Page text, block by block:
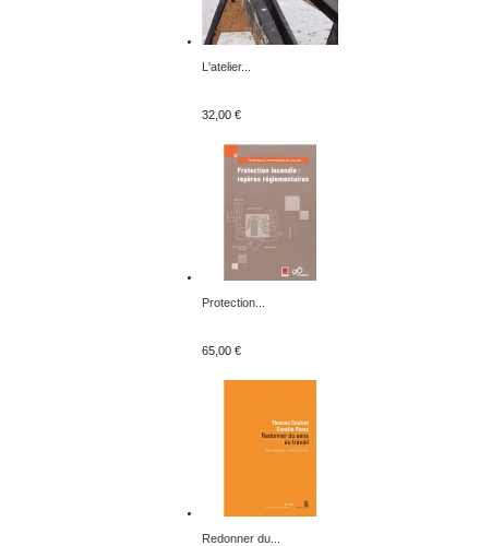
L'atelier...
32,00 €
Protection...
65,00 €
Redonner du...